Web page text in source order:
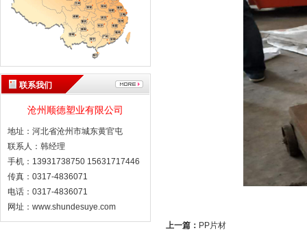
联系我们
沧州顺德塑业有限公司
地址：河北省沧州市城东黄官屯
联系人：韩经理
手机：13931738750 15631717446
传真：0317-4836071
电话：0317-4836071
网址：www.shundesuye.com
上一篇： PP片材